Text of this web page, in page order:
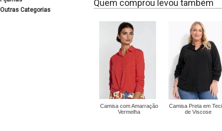
Outras Categorias
Quem comprou levou também
Camisa com Amarração
Vermelha
Camisa Preta em
de Viscose